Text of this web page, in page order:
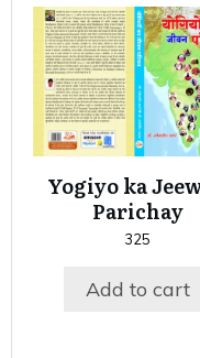
Yogiyo ka
Parichay
325
Add to cart